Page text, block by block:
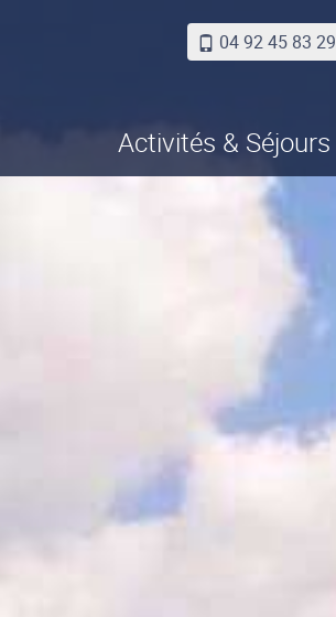
04 92 45 83 29
Activités & Séjours